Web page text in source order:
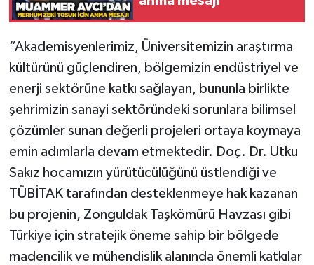
“Akademisyenlerimiz, Üniversitemizin araştırma
kültürünü güçlendiren, bölgemizin endüstriyel ve
enerji sektörüne katkı sağlayan, bununla birlikte
şehrimizin sanayi sektöründeki sorunlara bilimsel
çözümler sunan değerli projeleri ortaya koymaya
emin adımlarla devam etmektedir. Doç. Dr. Utku
Sakız hocamızın yürütücülüğünü üstlendiği ve
TÜBİTAK tarafından desteklenmeye hak kazanan
bu projenin, Zonguldak Taşkömürü Havzası gibi
Türkiye için stratejik öneme sahip bir bölgede
madencilik ve mühendislik alanında önemli katkılar